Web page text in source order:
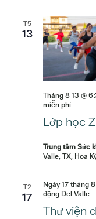
T5
13
Lớp học
Tháng 8 13 @
miễn phí
Trung tâm Sức
Valle, TX, Hoa
T2
17
Thư viện
Ngày 17 tháng
động Del Valle